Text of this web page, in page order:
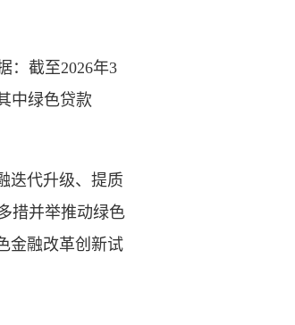
：截至2026年3
中绿色贷款
迭代升级、提质
措并举推动绿色
金融改革创新试